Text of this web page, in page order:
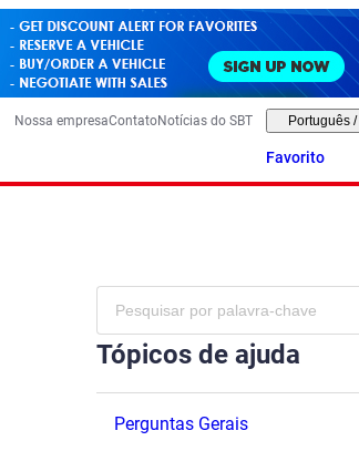
Nossa empresaContatoNotícias do SBT Português /
Favorito
Tópicos de ajuda
Perguntas Gerais